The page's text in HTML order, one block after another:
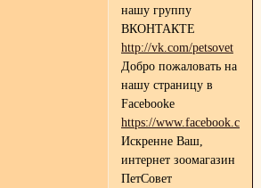
нашу группу
ВКОНТАКТЕ
http://vk.com/petsovet
Добро пожаловать на
нашу страницу в
Facebooke
https://
Искренне Ваш,
интернет зоомагазин
ПетСовет